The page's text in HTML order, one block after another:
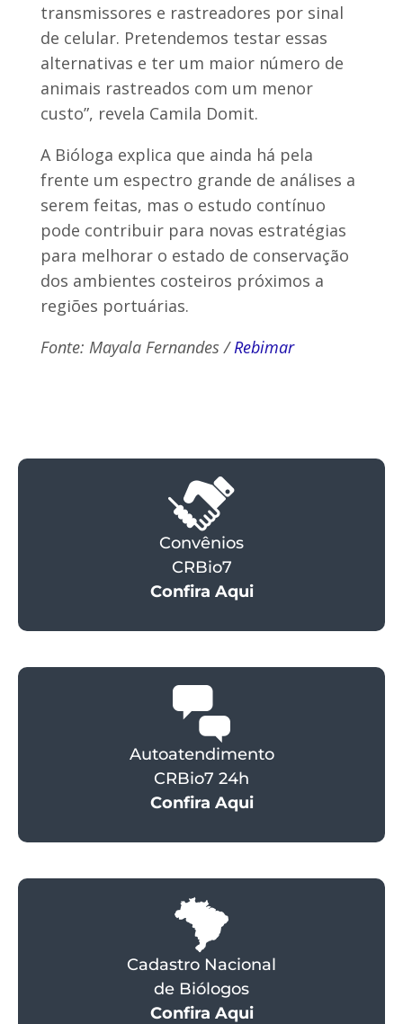
transmissores e rastreadores por sinal
de celular. Pretendemos testar essas
alternativas e ter um maior número de
animais rastreados com um menor
custo”, revela Camila Domit.
A Bióloga explica que ainda há pela
frente um espectro grande de análises a
serem feitas, mas o estudo contínuo
pode contribuir para novas estratégias
para melhorar o estado de conservação
dos ambientes costeiros próximos a
regiões portuárias.
Fonte: Mayala Fernandes /Rebimar
Convênios
CRBio7
Confira Aqui
Autoatendimento
CRBio7 24h
Confira Aqui
Cadastro Nacional
de Biólogos
Confira Aqui